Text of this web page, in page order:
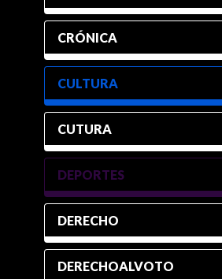
CRÓNICA
CULTURA
CUTURA
DEPORTES
DERECHO
DERECHOALVOTO